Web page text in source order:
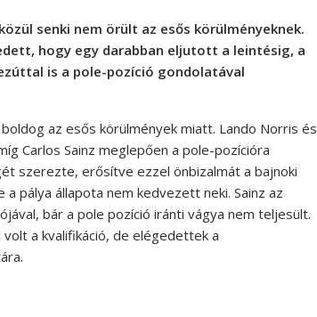
senki nem örült az esős körülményeknek.
hogy egy darabban eljutott a leintésig, a
is a pole-pozíció gondolatával
az esős körülmények miatt. Lando Norris és
Carlos Sainz meglepően a pole-pozícióra
szerezte, erősítve ezzel önbizalmát a bajnoki
pálya állapota nem kedvezett neki. Sainz az
bár a pole pozíció iránti vágya nem teljesült.
a kvalifikáció, de elégedettek a